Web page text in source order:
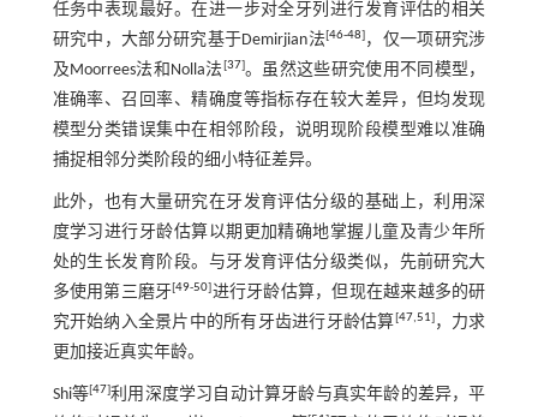
任务中表现最好。在进一步对全牙列进行发育评估的相关
研究中，大部分研究基于Demirjian法[46-48] ，仅一项研究涉
及Moorrees法和Nolla法[37]。虽然这些研究使用不同模型，
准确率、召回率、精确度等指标存在较大差异，但均发现
模型分类错误集中在相邻阶段，说明现阶段模型难以准确
捕捉相邻分类阶段的细小特征差异。
此外，也有大量研究在牙发育评估分级的基础上，利用深
度学习进行牙龄估算以期更加精确地掌握儿童及青少年所
处的生长发育阶段。与牙发育评估分级类似，先前研究大
多使用第三磨牙[49-50]进行牙龄估算，但现在越来越多的研
究开始纳入全景片中的所有牙齿进行牙龄估算[47,51]，力求
更加接近真实年龄。
Shi等[47]利用深度学习自动计算牙龄与真实年龄的差异，平